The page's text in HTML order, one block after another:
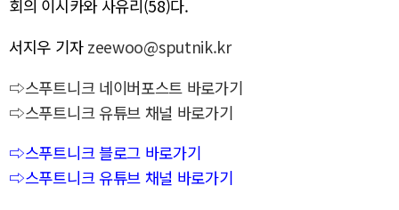
회의 이시카와 사유리(58)다.
서지우 기자 zeewoo@sputnik.kr
⇨스푸트니크 네이버포스트 바로가기
⇨스푸트니크 유튜브 채널 바로가기
⇨스푸트니크 블로그 바로가기
⇨스푸트니크 유튜브 채널 바로가기